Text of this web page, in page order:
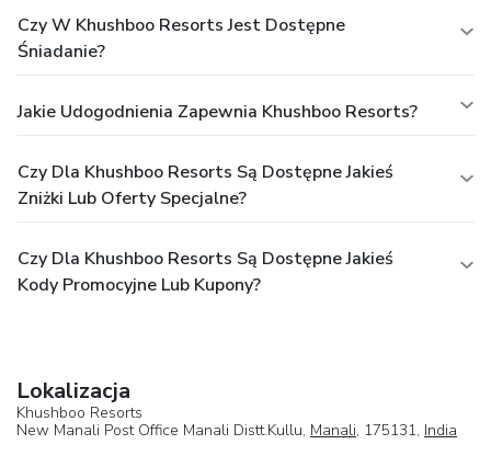
Czy W Khushboo Resorts Jest Dostępne
Śniadanie?
Jakie Udogodnienia Zapewnia Khushboo Resorts?
Czy Dla Khushboo Resorts Są Dostępne Jakieś
Zniżki Lub Oferty Specjalne?
Czy Dla Khushboo Resorts Są Dostępne Jakieś
Kody Promocyjne Lub Kupony?
Lokalizacja
Khushboo Resorts
New Manali Post Office Manali Distt.Kullu, Manali, 175131, India